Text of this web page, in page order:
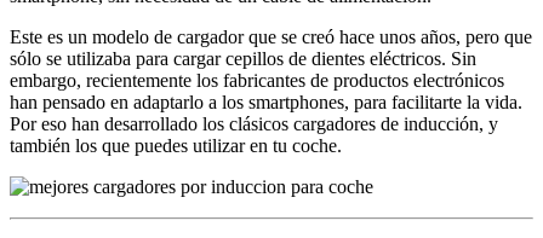
Este es un modelo de cargador que se creó hace unos años, pero que
sólo se utilizaba para cargar cepillos de dientes eléctricos. Sin
embargo, recientemente los fabricantes de productos electrónicos
han pensado en adaptarlo a los smartphones, para facilitarte la vida.
Por eso han desarrollado los clásicos cargadores de inducción, y
también los que puedes utilizar en tu coche.